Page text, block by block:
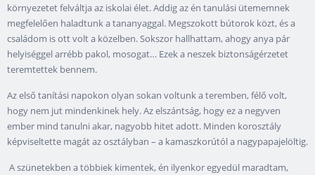
környezetet felváltja az iskolai élet. Addig az én tanulási ütememnek
megfelelően haladtunk a tananyaggal. Megszokott bútorok közt, és a
családom is ott volt a közelben. Sokszor hallhattam, ahogy anya pár
helyiséggel arrébb pakol, mosogat… Ezek a neszek biztonságérzetet
teremtettek bennem.
Az első tanítási napokon olyan sokan voltunk a teremben, félő volt,
hogy nem jut mindenkinek hely. Az elszántság, hogy ez a negyven
ember mind tanulni akar, nagyobb hitet adott. Minden korosztály
képviseltette magát az osztályban – a kamaszkorútól a nagypapajelöltig.
A szünetekben a többiek kimentek, én ilyenkor egyedül maradtam,